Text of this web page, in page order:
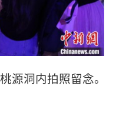
源洞内拍照留念。